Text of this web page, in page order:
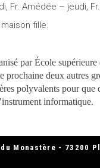
Fr. Amédée – jeudi,
fille.
par École
deux autres
polyvalents pour que
informatique.
Monastère - 73200